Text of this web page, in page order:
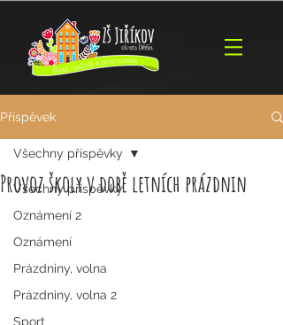
Příspěvek
Všechny příspěvky
Oznámení 2
Oznámení
Prázdniny, volna
Prázdniny, volna 2
Sport
Všechny příspěvky
Provoz školy v době letních prázdnin